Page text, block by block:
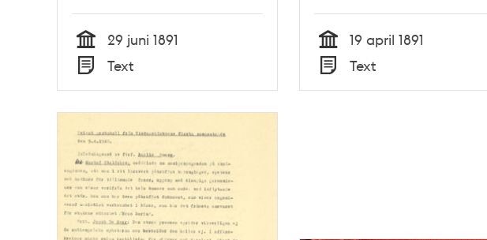
Tid
29 juni 1891
Typ
Text Tid
19 april 1891
Typ
Text